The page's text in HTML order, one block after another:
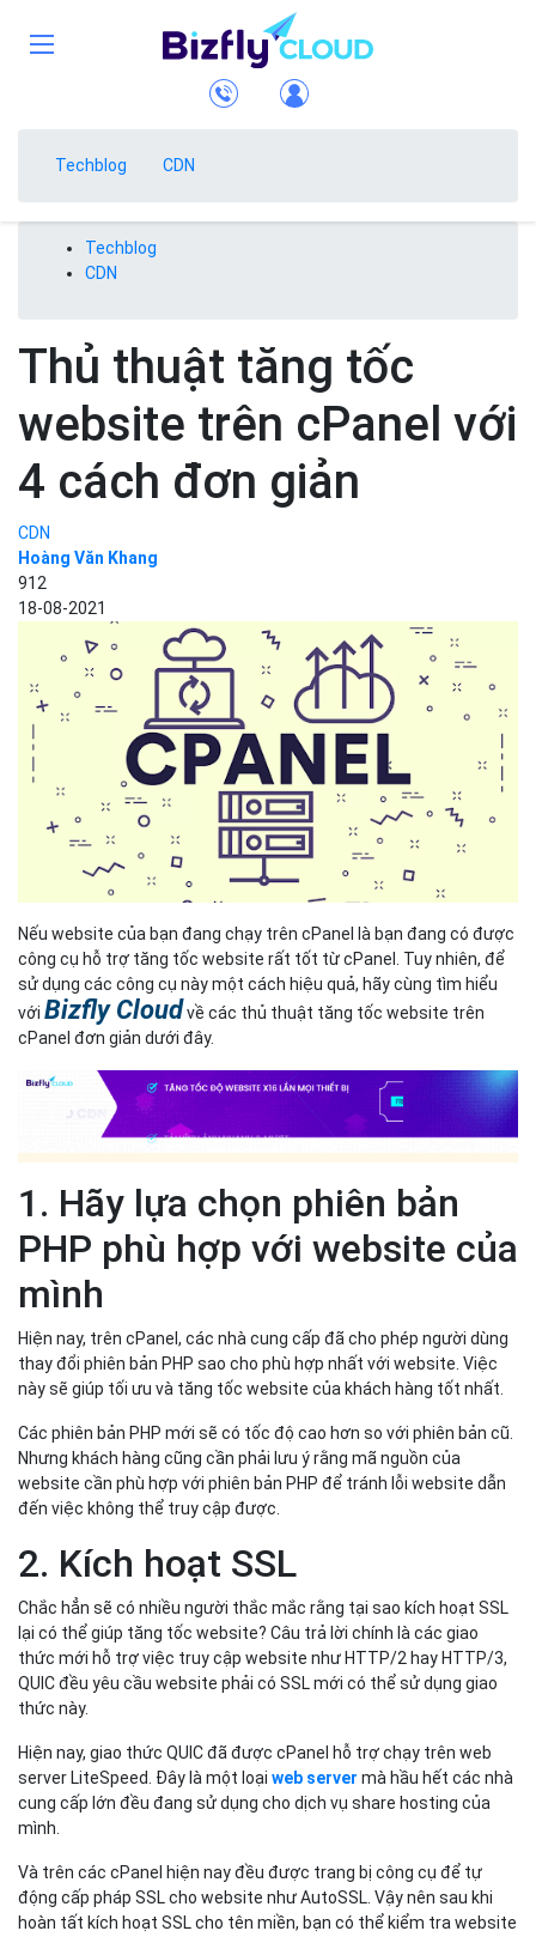
Techblog CDN
Techblog
CDN
Thủ thuật tăng tốc
website trên cPanel với
4 cách đơn giản
CDN
Hoàng Văn Khang
912
18-08-2021
Nếu website của bạn đang chạy trên cPanel là bạn đang có được
công cụ hỗ trợ tăng tốc website rất tốt từ cPanel. Tuy nhiên, để
sử dụng các công cụ này một cách hiệu quả, hãy cùng tìm hiểu
với Bizfly Cloudvề các thủ thuật tăng tốc website trên
cPanel đơn giản dưới đây.
1. Hãy lựa chọn phiên bản
PHP phù hợp với website của
mình
Hiện nay, trên cPanel, các nhà cung cấp đã cho phép người dùng
thay đổi phiên bản PHP sao cho phù hợp nhất với website. Việc
này sẽ giúp tối ưu và tăng tốc website của khách hàng tốt nhất.
Các phiên bản PHP mới sẽ có tốc độ cao hơn so với phiên bản cũ.
Nhưng khách hàng cũng cần phải lưu ý rằng mã nguồn của
website cần phù hợp với phiên bản PHP để tránh lỗi website dẫn
đến việc không thể truy cập được.
2. Kích hoạt SSL
Chắc hẳn sẽ có nhiều người thắc mắc rằng tại sao kích hoạt SSL
lại có thể giúp tăng tốc website? Câu trả lời chính là các giao
thức mới hỗ trợ việc truy cập website như HTTP/2 hay HTTP/3,
QUIC đều yêu cầu website phải có SSL mới có thể sử dụng giao
thức này.
Hiện nay, giao thức QUIC đã được cPanel hỗ trợ chạy trên web
server LiteSpeed. Đây là một loại web server mà hầu hết các nhà
cung cấp lớn đều đang sử dụng cho dịch vụ share hosting của
mình.
Và trên các cPanel hiện nay đều được trang bị công cụ để tự
động cấp pháp SSL cho website như AutoSSL. Vậy nên sau khi
hoàn tất kích hoạt SSL cho tên miền, bạn có thể kiểm tra website